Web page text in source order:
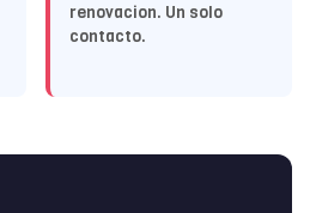
renovacion. Un solo
contacto.